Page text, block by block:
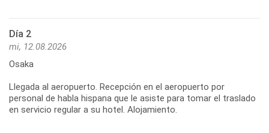
Día 2
mi, 12.08.2026
Osaka
Llegada al aeropuerto. Recepción en el aeropuerto por
personal de habla hispana que le asiste para tomar el traslado
en servicio regular a su hotel. Alojamiento.